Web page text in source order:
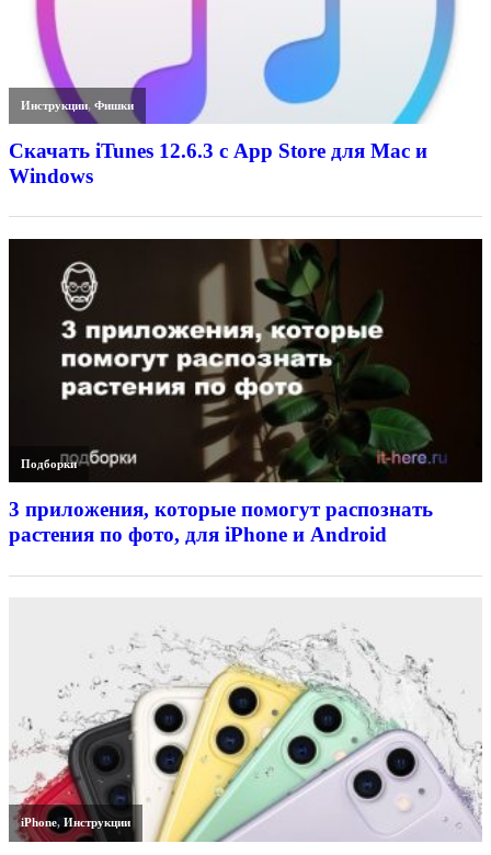
Инструкции,Фишки
Скачать iTunes 12.6.3 с App Store для Mac и
Windows
Подборки
3 приложения, которые помогут распознать
растения по фото, для iPhone и Android
iPhone,Инструкции